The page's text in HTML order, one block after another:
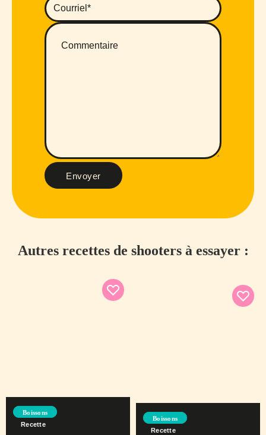
Envoyer
Autres recettes de shooters à essayer :
Boissons
Recette
Boissons
Recette